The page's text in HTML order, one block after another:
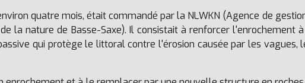
quatre mois, était commandé par la NLWKN (Agence de
la nature de Basse-Saxe). Il consistait à renforcer l'enrochement
qui protège le littoral contre l'érosion causée par les vagues,